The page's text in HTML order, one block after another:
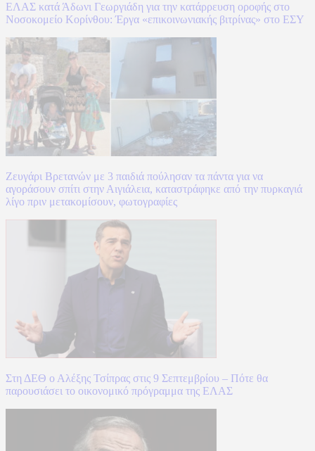
ΕΛΑΣ κατά Άδωνι Γεωργιάδη για την κατάρρευση οροφής στο
Νοσοκομείο Κορίνθου: Έργα «επικοινωνιακής βιτρίνας» στο ΕΣΥ
Ζευγάρι Βρετανών με 3 παιδιά πούλησαν τα πάντα για να
αγοράσουν σπίτι στην Αιγιάλεια, καταστράφηκε από την πυρκαγιά
λίγο πριν μετακομίσουν, φωτογραφίες
Στη ΔΕΘ ο Αλέξης Τσίπρας στις 9 Σεπτεμβρίου – Πότε θα
παρουσιάσει το οικονομικό πρόγραμμα της ΕΛΑΣ